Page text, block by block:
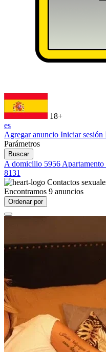
18+
es
Agregar anuncio Iniciar sesión
Parámetros
Buscar
A domicilio 5956 Apartamento
8131
Contactos
Encontramos 9 anuncios
Ordenar por